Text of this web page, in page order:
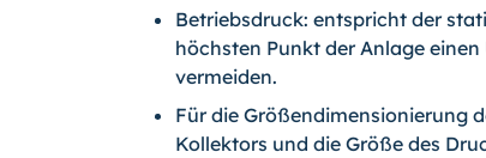
Betriebsdruck: entspricht der
höchsten Punkt der Anlage
vermeiden.
Für die Größendimensionierung
Kollektors und die Größe des